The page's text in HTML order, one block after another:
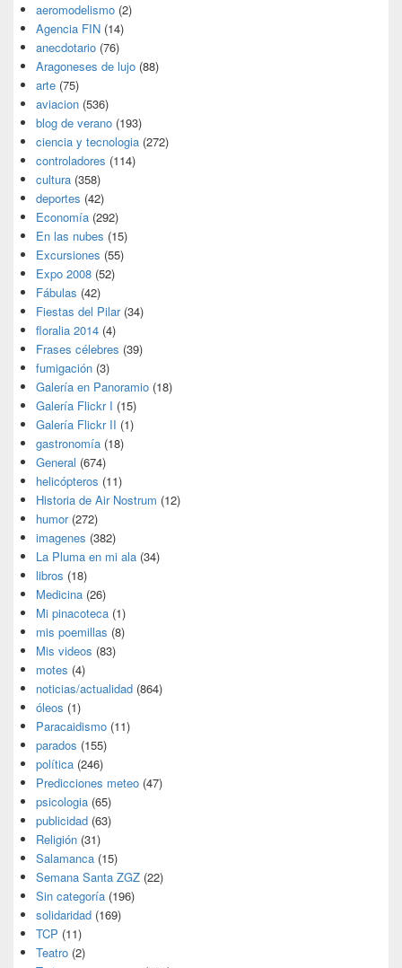
aeromodelismo (2)
Agencia FIN (14)
anecdotario (76)
Aragoneses de lujo (88)
arte (75)
aviacion (536)
blog de verano (193)
ciencia y tecnologia (272)
controladores (114)
cultura (358)
deportes (42)
Economía (292)
En las nubes (15)
Excursiones (55)
Expo 2008 (52)
Fábulas (42)
Fiestas del Pilar(34)
floralia 2014 (4)
Frases célebres (39)
fumigación (3)
Galería en Panoramio (18)
Galería Flickr I (15)
Galería Flickr II (1)
gastronomía (18)
General (674)
helicópteros (11)
Historia de Air Nostrum (12)
humor(272)
imagenes (382)
La Pluma en mi ala (34)
libros (18)
Medicina (26)
Mi pinacoteca (1)
mis poemillas (8)
Mis videos (83)
motes (4)
noticias/actualidad (864)
óleos (1)
Paracaidismo (11)
parados (155)
política (246)
Predicciones meteo (47)
psicologia (65)
publicidad (63)
Religión (31)
Salamanca (15)
Semana Santa ZGZ (22)
Sin categoría (196)
solidaridad (169)
TCP (11)
Teatro (2)